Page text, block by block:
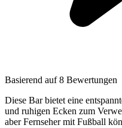
Basierend auf 8 Bewertungen
Diese Bar bietet eine
und ruhigen Ecken zum
aber Fernseher mit Fußball